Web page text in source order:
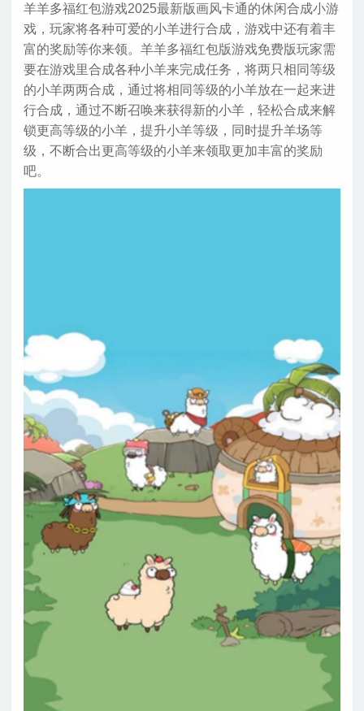
羊羊多福红包游戏2025最新版画风卡通的休闲合成小游
戏，玩家将各种可爱的小羊进行合成，游戏中还有着丰
富的奖励等你来领。羊羊多福红包版游戏免费版玩家需
要在游戏里合成各种小羊来完成任务，将两只相同等级
的小羊两两合成，通过将相同等级的小羊放在一起来进
行合成，通过不断召唤来获得新的小羊，轻松合成来解
锁更高等级的小羊，提升小羊等级，同时提升羊场等
级，不断合出更高等级的小羊来领取更加丰富的奖励
吧。